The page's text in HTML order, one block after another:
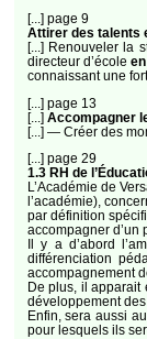
[...] page 9
Attirer des talents
[...] Renouveler la
directeur d’école
connaissant une
[...] page 13
[...] Accompagner
[...] — Créer des
[...] page 29
1.3 RH de
L’Académie de
l’académie),
par définition
accompagner d’un
Il y a d’abord
différenciation
accompagnement
De plus, il apparait
développement
Enfin, sera aussi
pour lesquels ils